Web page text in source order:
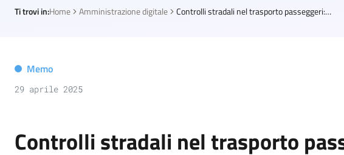
Ti trovi in:Home Amministrazione digitale Controlli stradali nel trasporto passeggeri: quali documenti digitali sono ammessi
Memo
29 aprile 2025
Controlli stradali nel trasporto